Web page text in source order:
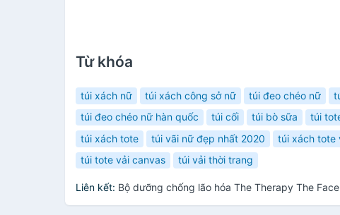
Từ khóa
túi xách nữ túi xách công sở nữ túi đeo chéo nữ
túi đeo chéo nữ hàn quốc
túi cối túi bò sữa túi
túi xách tote
túi vãi nữ đẹp nhất 2020 túi xách tote
túi tote vải canvas
túi vải thời trang
Liên kết: Bộ dưỡng chống lão hóa The Therapy The